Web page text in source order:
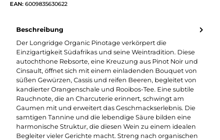
EAN: 6009835630622
Beschreibung
Der Longridge Organic Pinotage verkörpert die
Einzigartigkeit Südafrikas und seine Weintradition. Diese
autochthone Rebsorte, eine Kreuzung aus Pinot Noir und
Cinsault, öffnet sich mit einem einladenden Bouquet von
süßen Gewürzen, Cassis und reifen Beeren, begleitet von
kandierter Orangenschale und Rooibos-Tee. Eine subtile
Rauchnote, die an Charcuterie erinnert, schwingt am
Gaumen mit und erweitert das Geschmackserlebnis. Die
samtigen Tannine und die lebendige Säure bilden eine
harmonische Struktur, die diesen Wein zu einem idealen
Begleiter vieler Gerichte macht. Streng nach organischen